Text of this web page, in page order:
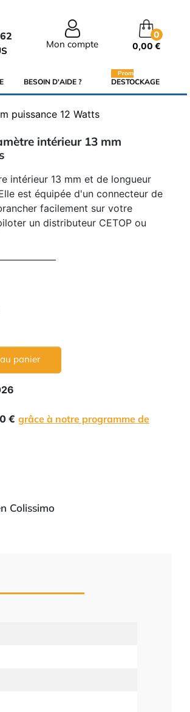
Mon compte
0
0,00 €
BESOIN D'AIDE ? DESTOCKAGE
Promo
puissance 12 Watts
intérieur 13 mm
intérieur 13 mm et de longueur
est équipée d'un connecteur de
facilement sur votre
un distributeur CETOP ou
panier
€ grâce à notre programme de
Colissimo